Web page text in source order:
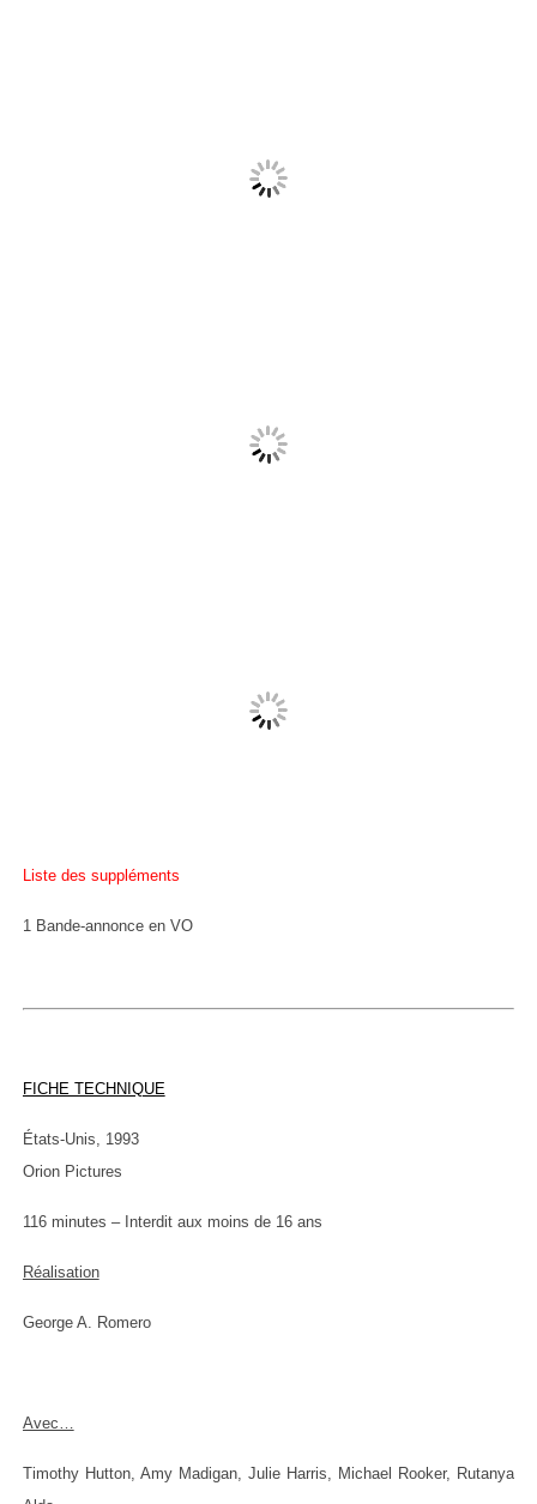
Liste des suppléments
1 Bande-annonce en VO
FICHE TECHNIQUE
États-Unis, 1993
Orion Pictures
116 minutes – Interdit aux moins de 16 ans
Réalisation
George A. Romero
Avec…
Timothy Hutton, Amy Madigan, Julie Harris, Michael Rooker, Rutanya